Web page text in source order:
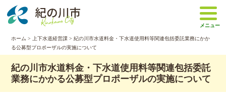
メニュー
ホーム > 上下水道経営課 > 紀の川市水道料金・下水道使用料等関連包括委託業務にかか
る公募型プロポーザルの実施について
紀の川市水道料金・下水道使用料等関連包括委託
業務にかかる公募型プロポーザルの実施について